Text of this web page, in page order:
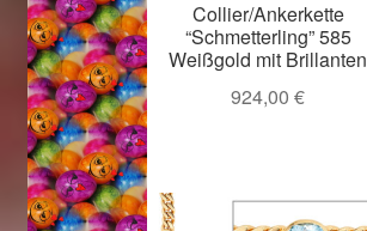
Collier/Ankerkette
“Schmetterling” 585
Weißgold mit Brillanten
924,00 €